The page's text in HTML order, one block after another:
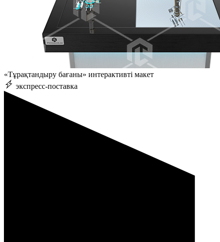
«Тұрақтандыру бағаны» интерактивті макет
экспресс-поставка